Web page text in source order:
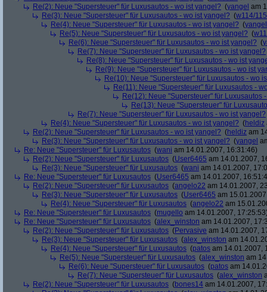
Re(2): Neue "Supersteuer" für Luxusautos - wo ist yangel? (yangel am
Re(3): Neue "Supersteuer" für Luxusautos - wo ist yangel? (w114/115
Re(4): Neue "Supersteuer" für Luxusautos - wo ist yangel? (yangel
Re(5): Neue "Supersteuer" für Luxusautos - wo ist yangel? (
Re(6): Neue "Supersteuer" für Luxusautos - wo ist yangel? (
Re(7): Neue "Supersteuer" für Luxusautos - wo ist yangel?
Re(8): Neue "Supersteuer" für Luxusautos - wo ist
Re(9): Neue "Supersteuer" für Luxusautos - wo ist
Re(10): Neue "Supersteuer" für Luxusautos - wo
Re(11): Neue "Supersteuer" für Luxusautos -
Re(12): Neue "Supersteuer" für Luxusautos
Re(13): Neue "Supersteuer" für
Re(7): Neue "Supersteuer" für Luxusautos - wo ist yangel?
Re(4): Neue "Supersteuer" für Luxusautos - wo ist yangel? (heldiz
Re(2): Neue "Supersteuer" für Luxusautos - wo ist yangel? (heldiz am
Re(3): Neue "Supersteuer" für Luxusautos - wo ist yangel? (yangel
Re: Neue "Supersteuer" für Luxusautos (wani am 14.01.2007, 16:31:46)
Re(2): Neue "Supersteuer" für Luxusautos (User6465 am 14.01.2007,
Re(3): Neue "Supersteuer" für Luxusautos (wani am 14.01.2007,
Re: Neue "Supersteuer" für Luxusautos (User6465 am 14.01.2007,
Re(2): Neue "Supersteuer" für Luxusautos (angelo22 am 14.01.2007,
Re(3): Neue "Supersteuer" für Luxusautos (User6465 am
Re(4): Neue "Supersteuer" für Luxusautos (angelo22 am
Re: Neue "Supersteuer" für Luxusautos (mugello am 14.01.2007,
Re: Neue "Supersteuer" für Luxusautos (alex_winston am 14.01.2007,
Re(2): Neue "Supersteuer" für Luxusautos (Pervasive am 14.01.2007,
Re(3): Neue "Supersteuer" für Luxusautos (alex_winston am
Re(4): Neue "Supersteuer" für Luxusautos (patos am 14.01.2007,
Re(5): Neue "Supersteuer" für Luxusautos (alex_winston am
Re(6): Neue "Supersteuer" für Luxusautos (patos am
Re(7): Neue "Supersteuer" für Luxusautos (alex_winston
Re(2): Neue "Supersteuer" für Luxusautos (bones14 am 14.01.2007,